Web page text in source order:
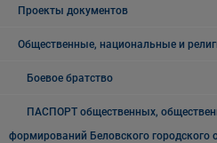
Проекты документов
Общественные, национальные и
Боевое братство
ПАСПОРТ общественных,
формирований Беловского городского